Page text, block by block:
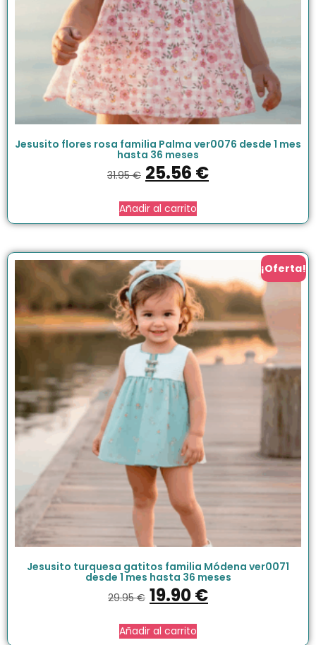
Jesusito flores rosa familia Palma ver0076 desde 1 mes
hasta 36 meses
31.95€ 25.56 €
Añadir al carrito
¡Oferta!
Jesusito turquesa gatitos familia Módena ver0071
desde 1 mes hasta 36 meses
29.95€ 19.90€
Añadir al carrito